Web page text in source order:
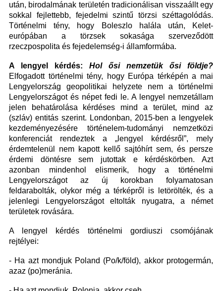
után, birodalmának területén tradicionálisan visszaállt egy
sokkal fejlettebb, fejedelmi szintű törzsi széttagolódás.
Történelmi tény, hogy Boleszlo halála után, Kelet-
európában a törzsek sokasága szerveződött
rzeczpospolita és fejedelemség-i államformába.
A lengyel kérdés:
Hol ősi nemzetük ősi földje?
Elfogadott történelmi tény, hogy Európa térképén a mai
Lengyelország geopolitikai helyzete nem a történelmi
Lengyelországot és népet fedi le. A lengyel nemzetállam
jelen behatárolása kérdéses mind a terület, mind az
(szláv) entitás szerint. Londonban, 2015-ben a lengyelek
kezdeményezésére történelem-tudományi nemzetközi
konferenciát rendeztek a „lengyel kérdésről”, mely
érdemtelenül nem kapott kellő sajtóhírt sem, és persze
érdemi döntésre sem jutottak e kérdéskörben. Azt
azonban mindenhol elismerik, hogy a történelmi
Lengyelországot az új korokban folyamatosan
feldarabolták, olykor még a térképről is letörölték, és a
jelenlegi Lengyelországot eltolták nyugatra, a német
területek rovására.
A lengyel kérdés történelmi gordiuszi csomójának
rejtélyei:
- Ha azt mondjuk Poland (Po/k/föld), akkor protogermán,
azaz (po)meránia.